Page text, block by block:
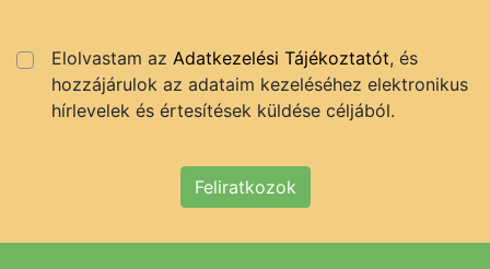
Elolvastam az Adatkezelési Tájékoztatót, és
hozzájárulok az adataim kezeléséhez elektronikus
hírlevelek és értesítések küldése céljából.
Feliratkozok